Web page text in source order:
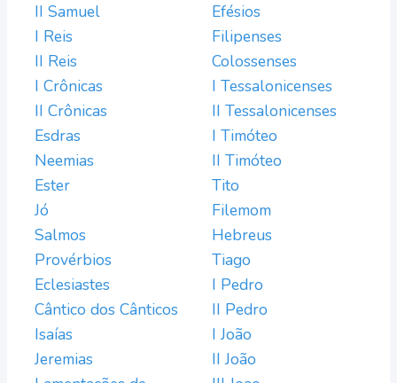
II Samuel
I Reis
II Reis
I Crônicas
II Crônicas
Esdras
Neemias
Ester
Jó
Salmos
Provérbios
Eclesiastes
Cântico dos Cânticos
Isaías
Jeremias
Efésios
Filipenses
Colossenses
I Tessalonicenses
II Tessalonicenses
I Timóteo
II Timóteo
Tito
Filemom
Hebreus
Tiago
I Pedro
II Pedro
I João
II João